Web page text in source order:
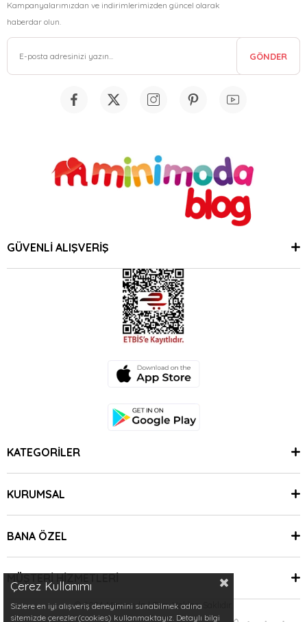
Kampanyalarımızdan ve indirimlerimizden güncel olarak
haberdar olun.
GÖNDER
GÜVENLİ ALIŞVERİŞ
KATEGORİLER
KURUMSAL
BANA ÖZEL
MÜŞTERİ HİZMETLERİ
© 2024 Minimoda | Tüm Hakları Saklıdır.
Çerez Kullanımı
Sizlere en iyi alışveriş deneyimini sunabilmek adına
sitemizde çerezler(cookies) kullanmaktayız. Detaylı bilgi